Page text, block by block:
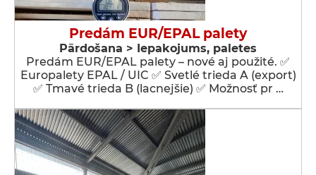
Predám EUR/EPAL palety
Pārdošana > Iepakojums, paletes
Predám EUR/EPAL palety – nové aj použité. ✅
Europalety EPAL / UIC ✅ Svetlé trieda A (export)
✅ Tmavé trieda B (lacnejšie) ✅ Možnosť pr …